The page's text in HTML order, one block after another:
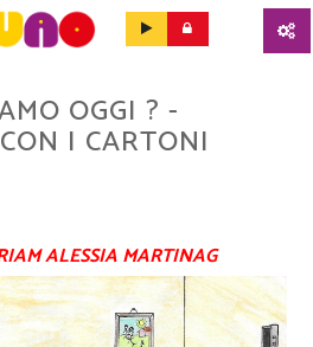
OGGI ? -
I CARTONI
ALESSIA MARTINAG